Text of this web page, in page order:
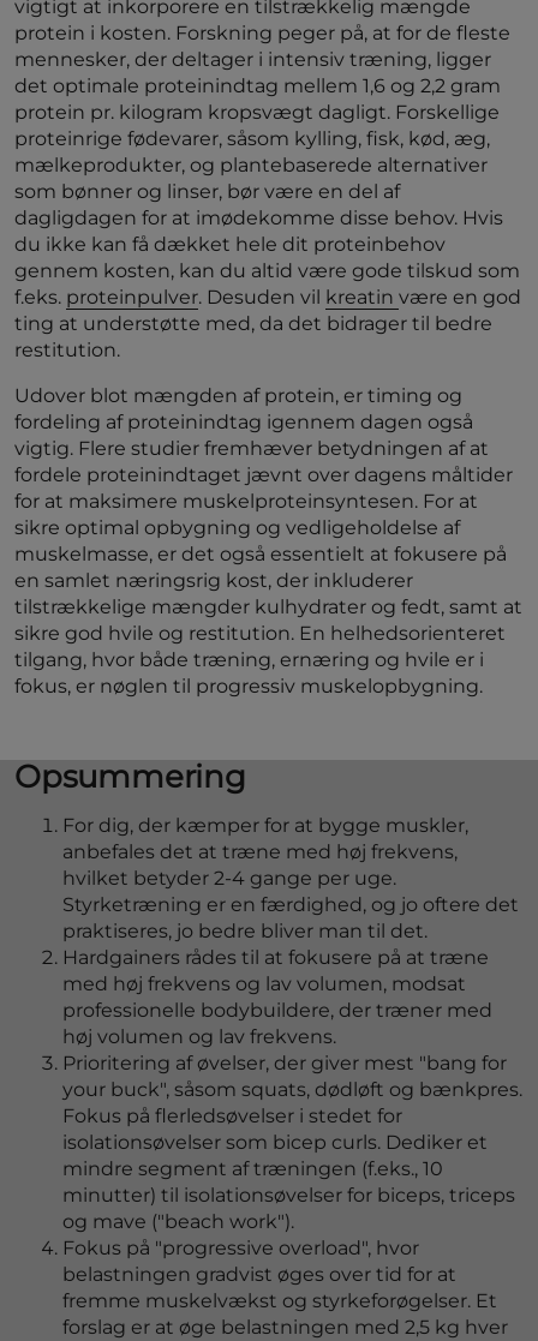
vigtigt at inkorporere en tilstrækkelig mængde
protein i kosten. Forskning peger på, at for de fleste
mennesker, der deltager i intensiv træning, ligger
det optimale proteinindtag mellem 1,6 og 2,2 gram
protein pr. kilogram kropsvægt dagligt. Forskellige
proteinrige fødevarer, såsom kylling, fisk, kød, æg,
mælkeprodukter, og plantebaserede alternativer
som bønner og linser, bør være en del af
dagligdagen for at imødekomme disse behov. Hvis
du ikke kan få dækket hele dit proteinbehov
gennem kosten, kan du altid være gode tilskud som
f.eks. proteinpulver. Desuden vil kreatin være en god
ting at understøtte med, da det bidrager til bedre
restitution.
Udover blot mængden af protein, er timing og
fordeling af proteinindtag igennem dagen også
vigtig. Flere studier fremhæver betydningen af at
fordele proteinindtaget jævnt over dagens måltider
for at maksimere muskelproteinsyntesen. For at
sikre optimal opbygning og vedligeholdelse af
muskelmasse, er det også essentielt at fokusere på
en samlet næringsrig kost, der inkluderer
tilstrækkelige mængder kulhydrater og fedt, samt at
sikre god hvile og restitution. En helhedsorienteret
tilgang, hvor både træning, ernæring og hvile er i
fokus, er nøglen til progressiv muskelopbygning.
Opsummering
For dig, der kæmper for at bygge muskler,
anbefales det at træne med høj frekvens,
hvilket betyder 2-4 gange per uge.
Styrketræning er en færdighed, og jo oftere det
praktiseres, jo bedre bliver man til det.
Hardgainers rådes til at fokusere på at træne
med høj frekvens og lav volumen, modsat
professionelle bodybuildere, der træner med
høj volumen og lav frekvens.
Prioritering af øvelser, der giver mest "bang for
your buck", såsom squats, dødløft og bænkpres.
Fokus på flerledsøvelser i stedet for
isolationsøvelser som bicep curls. Dediker et
mindre segment af træningen (f.eks., 10
minutter) til isolationsøvelser for biceps, triceps
og mave ("beach work").
Fokus på "progressive overload", hvor
belastningen gradvist øges over tid for at
fremme muskelvækst og styrkeforøgelser. Et
forslag er at øge belastningen med 2,5 kg hver